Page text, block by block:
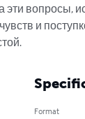
эти вопросы,
и
Format